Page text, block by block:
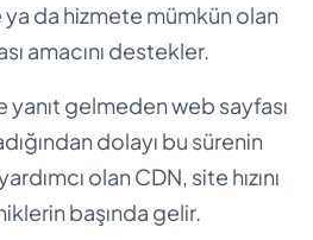
ya da hizmete mümkün olan
amacını destekler.
yanıt gelmeden web sayfası
dolayı bu sürenin
olan CDN, site hızını
başında gelir.